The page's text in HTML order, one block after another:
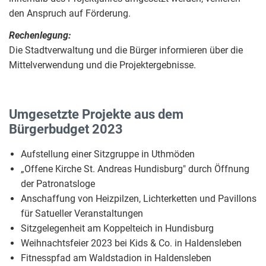
den Anspruch auf Förderung.
Rechenlegung:
Die Stadtverwaltung und die Bürger informieren über die
Mittelverwendung und die Projektergebnisse.
Umgesetzte Projekte aus dem
Bürgerbudget 2023
Aufstellung einer Sitzgruppe in Uthmöden
„Offene Kirche St. Andreas Hundisburg" durch Öffnung
der Patronatsloge
Anschaffung von Heizpilzen, Lichterketten und Pavillons
für Satueller Veranstaltungen
Sitzgelegenheit am Koppelteich in Hundisburg
Weihnachtsfeier 2023 bei Kids & Co. in Haldensleben
Fitnesspfad am Waldstadion in Haldensleben